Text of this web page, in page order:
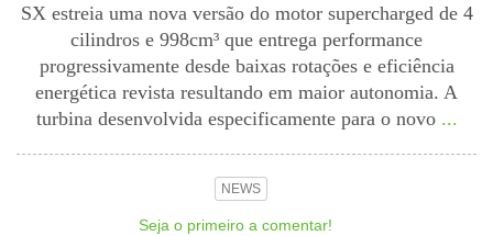
SX estreia uma nova versão do motor supercharged de 4
cilindros e 998cm³ que entrega performance
progressivamente desde baixas rotações e eficiência
energética revista resultando em maior autonomia. A
turbina desenvolvida especificamente para o novo ...
NEWS
Seja o primeiro a comentar!